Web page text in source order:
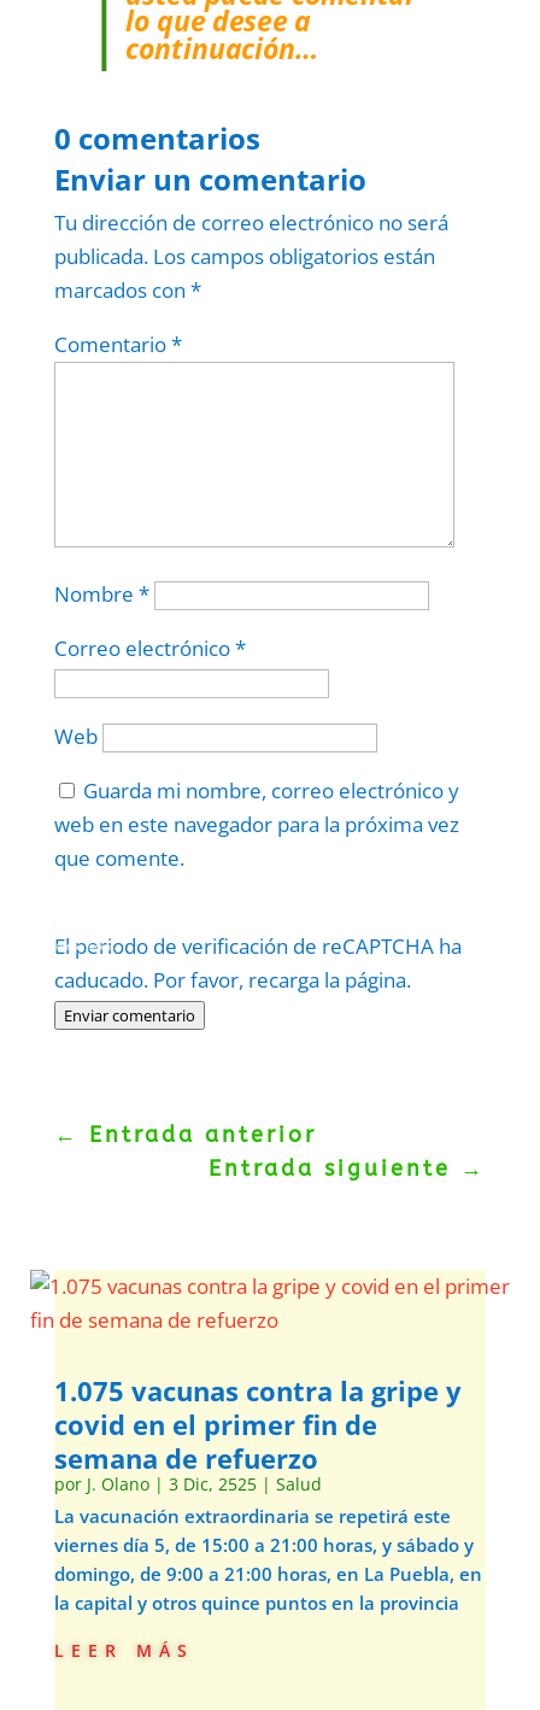
lo que desee a
continuación…
0 comentarios
Enviar un comentario
Tu dirección de correo electrónico no será
publicada. Los campos obligatorios están
marcados con *
Comentario*
Nombre *
Correo electrónico*
Web
Guarda mi nombre, correo electrónico y
web en este navegador para la próxima vez
que comente.
El periodo de verificación de reCAPTCHA ha
caducado. Por favor, recarga la página.
Enviar comentario
Politica–Términos.
← Entrada anterior
Entrada siguiente
→
1.075 vacunas contra la gripe y
covid en el primer fin de
semana de refuerzo
por J. Olano| 3 Dic, 2525| Salud
La vacunación extraordinaria se repetirá este
viernes día 5, de 15:00 a 21:00 horas, y sábado y
domingo, de 9:00 a 21:00 horas, en La Puebla, en
la capital y otros quince puntos en la provincia
leer más